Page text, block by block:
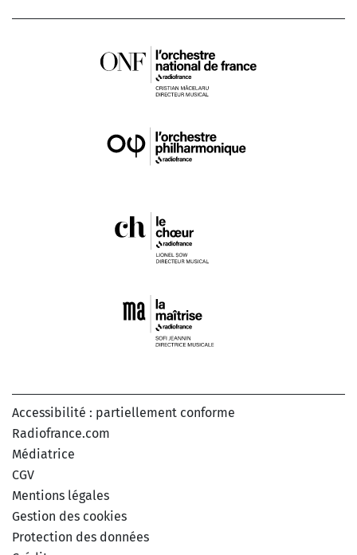
Accessibilité : partiellement conforme
Radiofrance.com
Médiatrice
CGV
Mentions légales
Gestion des cookies
Protection des données